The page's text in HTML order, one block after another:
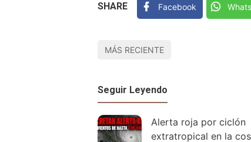
SHARE Facebook
MÁS RECIENTE
Seguir Leyendo
Alerta roja por ciclón
extratropical en la